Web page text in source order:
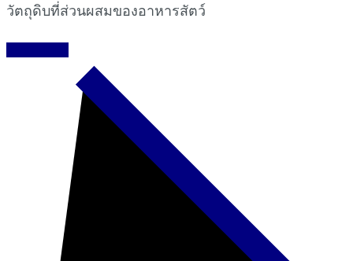
วัตถุดิบที่ส่วนผสมของอาหารสัตว์